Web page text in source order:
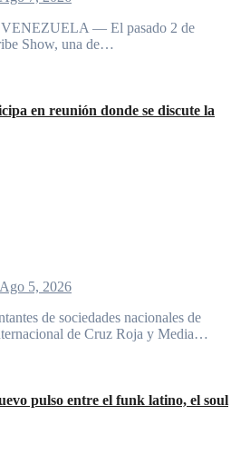
Show, una de…
en reunión donde se discute la
Ago 5, 2026
de Cruz Roja y Media…
pulso entre el funk latino, el soul